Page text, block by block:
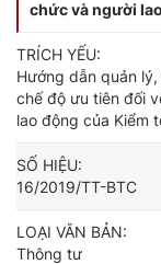
chức và người
TRÍCH YẾU:
Hướng dẫn quản
chế độ ưu tiên đối
lao động của Kiểm
SỐ HIỆU:
16/2019/TT-BTC
LOẠI VĂN BẢN:
Thông tư